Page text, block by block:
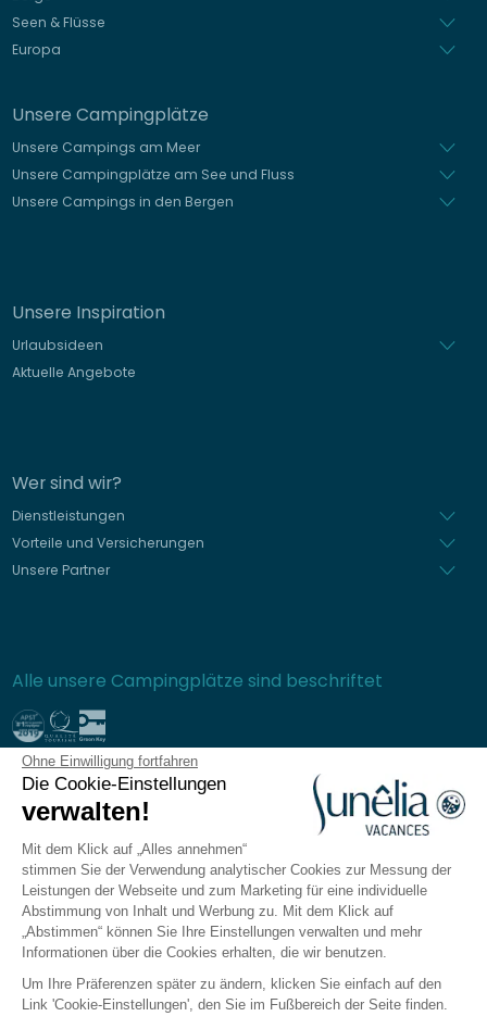
Ohne Einwilligung fortfahren
Die Cookie-Einstellungen
verwalten!
Mit dem Klick auf „Alles annehmen“
stimmen Sie der Verwendung analytischer Cookies zur Messung der
Leistungen der Webseite und zum Marketing für eine individuelle
Abstimmung von Inhalt und Werbung zu. Mit dem Klick auf
„Abstimmen“ können Sie Ihre Einstellungen verwalten und mehr
Informationen über die Cookies erhalten, die wir benutzen.
Um Ihre Präferenzen später zu ändern, klicken Sie einfach auf den
Link 'Cookie-Einstellungen', den Sie im Fußbereich der Seite finden.
Seen & Flüsse
Europa
Unsere Campingplätze
Unsere Campings am Meer
Unsere Campingplätze am See und Fluss
Unsere Campings in den Bergen
Unsere Inspiration
Urlaubsideen
Aktuelle Angebote
Wer sind wir?
Dienstleistungen
Vorteile und Versicherungen
Unsere Partner
Alle unsere Campingplätze sind beschriftet
Sichere Bezahlung
Häufig gestellte Fragen
Allgemeine Verkaufsbedingungen
Datenschutzrichtlinie
Rechtliche Hinweise
Seitenverzeichnis
Cookie-Einstellungen verwalten